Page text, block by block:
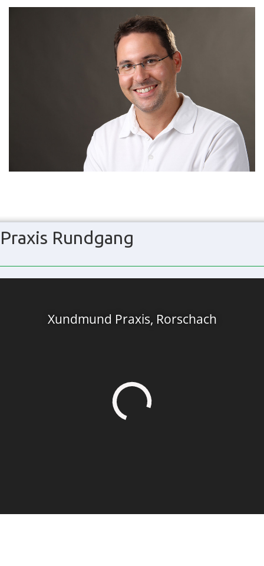
Praxis Rundgang